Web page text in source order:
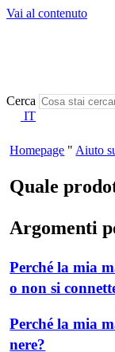
Vai al contenuto
Cerca
IT
Homepage " Aiuto
Quale
Argomenti
Perché la mia
o non si
Perché la mia
nere?